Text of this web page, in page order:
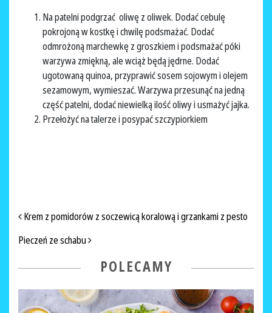
Na patelni podgrzać oliwę z oliwek. Dodać cebulę
pokrojoną w kostkę i chwilę podsmażać. Dodać
odmrożoną marchewkę z groszkiem i podsmażać póki
warzywa zmiękną, ale wciąż będą jędrne. Dodać
ugotowaną quinoa, przyprawić sosem sojowym i olejem
sezamowym, wymieszać. Warzywa przesunąć na jedną
część patelni, dodać niewielką ilość oliwy i usmażyć jajka.
Przełożyć na talerze i posypać szczypiorkiem
NAWIGACJA PO ARTYKUŁACH
Krem z pomidorów z soczewicą koralową i grzankami z pesto
Pieczeń ze schabu
POLECAMY